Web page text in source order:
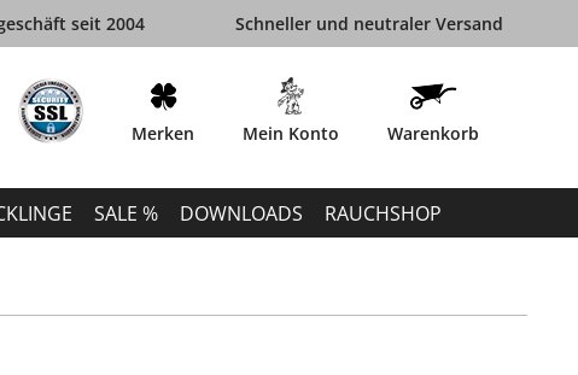
seit 2004 Schneller und neutraler Versand
Merken Mein Konto Warenkorb
SALE % DOWNLOADS RAUCHSHOP